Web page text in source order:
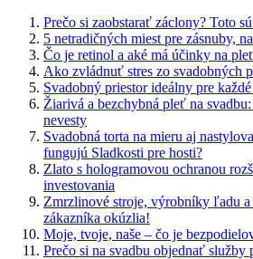
Prečo si zaobstarať záclony? Toto
5 netradičných miest pre zásnuby,
Čo je retinol a aké má účinky na
Ako zvládnuť stres zo svadobných
Svadobný priestor ideálny pre
Žiarivá a bezchybná pleť na
nevesty
Svadobná torta na mieru aj
fungujú Sladkosti pre hosti?
Zlato s hologramovou ochranou
investovania
Zmrzlinové stroje, výrobníky ľadu
zákazníka okúzlia!
Moje, tvoje, naše – čo je
Prečo si na svadbu objednať služby